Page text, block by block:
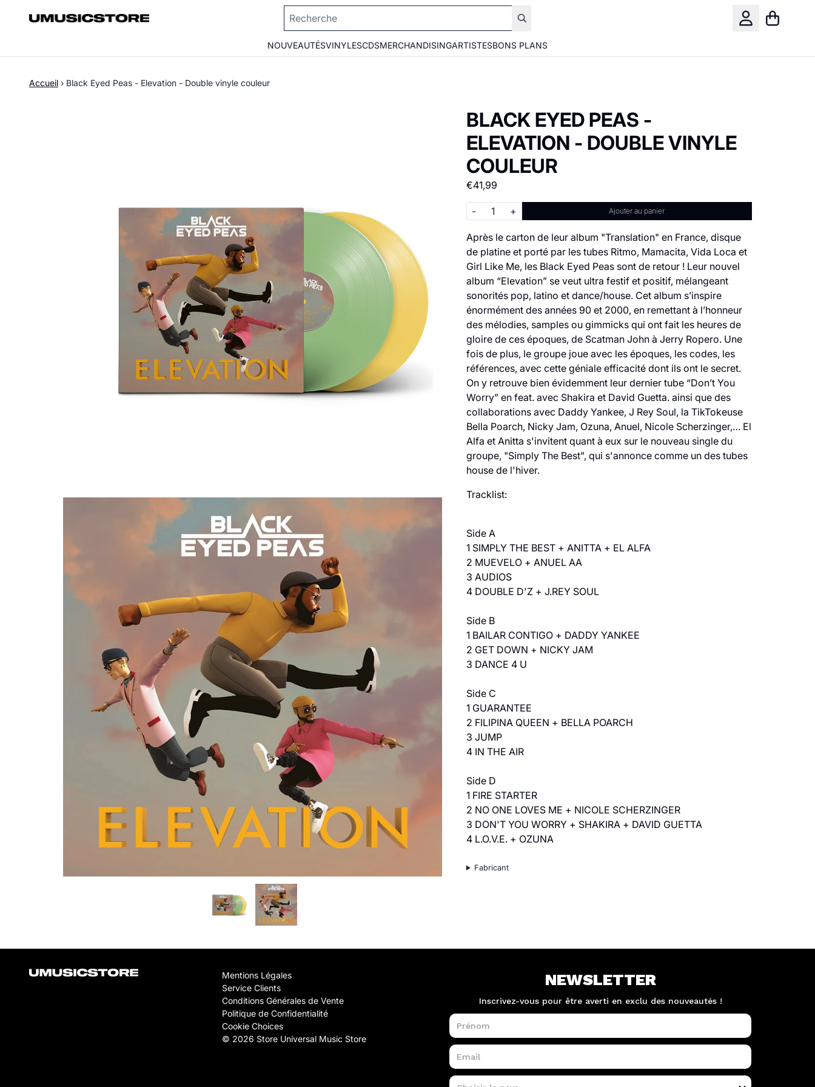
Panier
NOUVEAUTÉSVINYLESCDSMERCHANDISINGARTISTESBONS PLANS
Accueil › Black Eyed Peas - Elevation - Double vinyle couleur
BLACK EYED PEAS -
ELEVATION - DOUBLE VINYLE
COULEUR
€41,99
Quantité
- + Ajouter au panier
​Après le carton de leur album "Translation" en France, disque
de platine et porté par les tubes Ritmo, Mamacita, Vida Loca et
Girl Like Me, les Black Eyed Peas sont de retour ! Leur nouvel
album “Elevation” se veut ultra festif et positif, mélangeant
sonorités pop, latino et dance/house. Cet album s’inspire
énormément des années 90 et 2000, en remettant à l’honneur
des mélodies, samples ou gimmicks qui ont fait les heures de
gloire de ces époques, de Scatman John à Jerry Ropero. Une
fois de plus, le groupe joue avec les époques, les codes, les
références, avec cette géniale efficacité dont ils ont le secret.
On y retrouve bien évidemment leur dernier tube “Don’t You
Worry” en feat. avec Shakira et David Guetta. ainsi que des
collaborations avec Daddy Yankee, J Rey Soul, la TikTokeuse
Bella Poarch, Nicky Jam, Ozuna, Anuel, Nicole Scherzinger,… El
Alfa et Anitta s'invitent quant à eux sur le nouveau single du
groupe, "Simply The Best", qui s'annonce comme un des tubes
house de l'hiver.
Tracklist:
Side A
1 SIMPLY THE BEST + ANITTA + EL ALFA
2 MUEVELO + ANUEL AA
3 AUDIOS
4 DOUBLE D'Z + J.REY SOUL
Side B
1 BAILAR CONTIGO + DADDY YANKEE
2 GET DOWN + NICKY JAM
3 DANCE 4 U
Side C
1 GUARANTEE
2 FILIPINA QUEEN + BELLA POARCH
3 JUMP
4 IN THE AIR
Side D
1 FIRE STARTER
2 NO ONE LOVES ME + NICOLE SCHERZINGER
3 DON'T YOU WORRY + SHAKIRA + DAVID GUETTA
4 L.O.V.E. + OZUNA
Fabricant
Mentions Légales
Service Clients
Conditions Générales de Vente
Politique de Confidentialité
Cookie Choices
© 2026 Store Universal Music Store